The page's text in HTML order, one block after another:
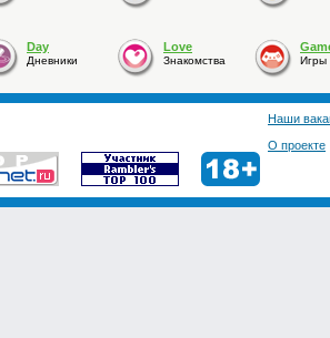
Day
Дневники
Love
Знакомства Игры
Наши
О проекте